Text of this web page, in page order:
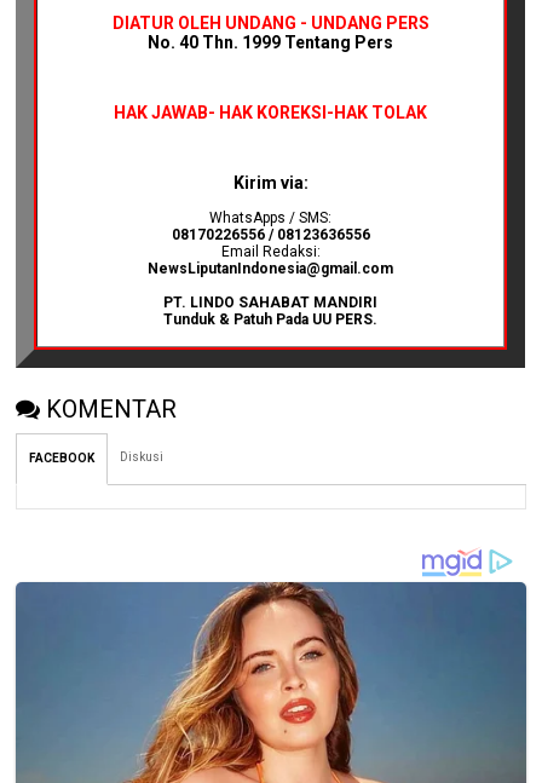
DIATUR OLEH UNDANG - UNDANG PERS
No. 40 Thn. 1999 Tentang Pers
HAK JAWAB- HAK KOREKSI-HAK TOLAK
Kirim via:
WhatsApps / SMS:
08170226556 / 08123636556
Email Redaksi:
NewsLiputanIndonesia@gmail.com
PT. LINDO SAHABAT MANDIRI
Tunduk & Patuh Pada UU PERS.
KOMENTAR
FACEBOOK Diskusi